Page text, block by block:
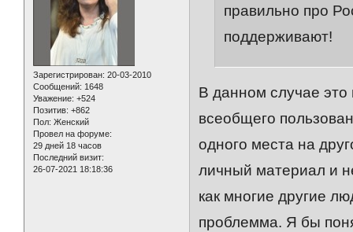
Зарегистрирован: 20-03-2010
Сообщений: 1648
Уважение: +524
Позитив: +862
Пол: Женский
Провел на форуме:
29 дней 18 часов
Последний визит:
26-07-2021 18:18:36
правильно про
поддерживают!
В данном случае
всеобщего
одного места на
личный материал и
как многие другие
проблемма. Я бы